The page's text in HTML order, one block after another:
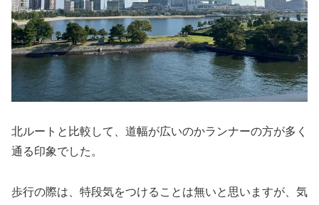
北ルートと比較して、道幅が広いのかランナーの方が多く
通る印象でした。
歩行の際は、特段気をつけることは無いと思いますが、気